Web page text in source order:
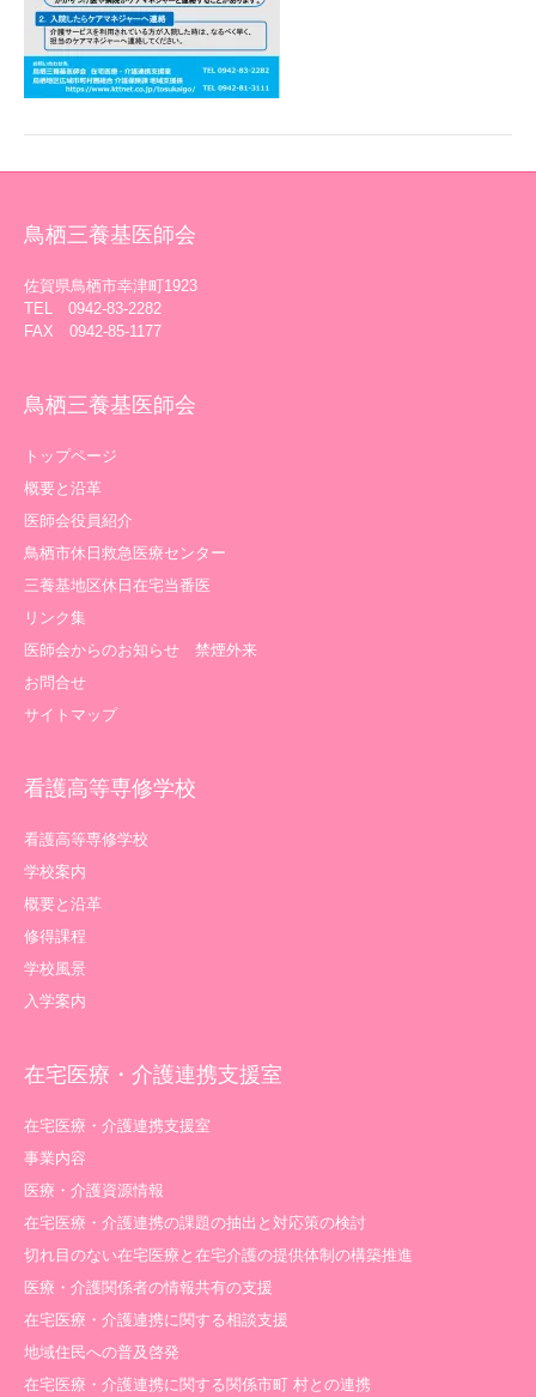
鳥栖三養基医師会
佐賀県鳥栖市幸津町1923
TEL 0942-83-2282
FAX 0942-85-1177
鳥栖三養基医師会
トップページ
概要と沿革
医師会役員紹介
鳥栖市休日救急医療センター
三養基地区休日在宅当番医
リンク集
医師会からのお知らせ 禁煙外来
お問合せ
サイトマップ
看護高等専修学校
看護高等専修学校
学校案内
概要と沿革
修得課程
学校風景
入学案内
在宅医療・介護連携支援室
在宅医療・介護連携支援室
事業内容
医療・介護資源情報
在宅医療・介護連携の課題の抽出と対応策の検討
切れ目のない在宅医療と在宅介護の提供体制の構築推進
医療・介護関係者の情報共有の支援
在宅医療・介護連携に関する相談支援
地域住民への普及啓発
在宅医療・介護連携に関する関係市町 村との連携